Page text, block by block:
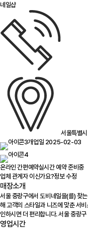
네일샵
서울특별
개업일 2025-02-03
온라인 간편예약실시간 예약 준비중
업체 관계자 이신가요?정보 수정
매장소개
서울 중랑구에서 도비네일을(를) 찾
해 고객의 스타일과 니즈에 맞춘 서
인하시면 더 편리합니다. 서울 중랑
영업시간